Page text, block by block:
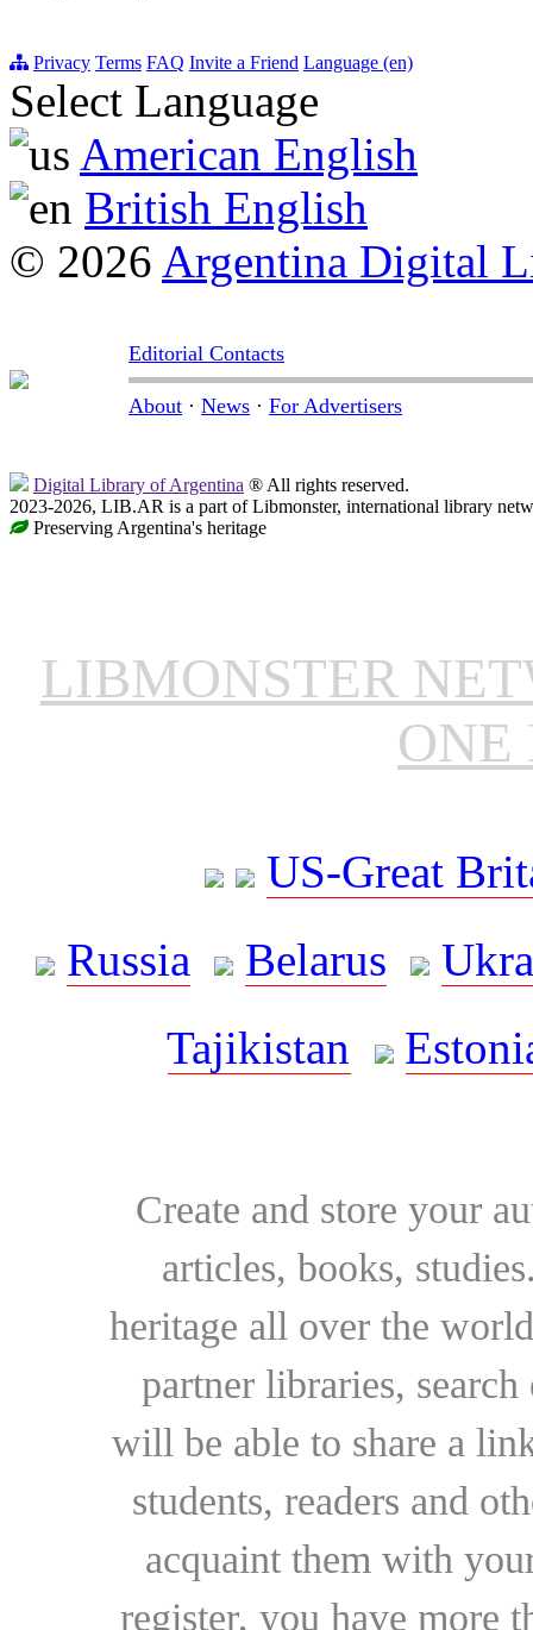
Privacy Terms FAQ Invite a Friend Language (en)
Select Language
American English
British English
© 2026 Argentina Digital
Editorial Contacts
About · News · For Advertisers
Digital Library of Argentina ® All rights reserved.
2023-2026, LIB.AR is a part of Libmonster, international library
Preserving Argentina's heritage
LIBMONSTER
ONE
US-Great
Russia
Belarus
Tajikistan
Create and store your
articles, books,
heritage all over the
partner libraries,
will be able to share a
students, readers and
acquaint them with
register, you have more